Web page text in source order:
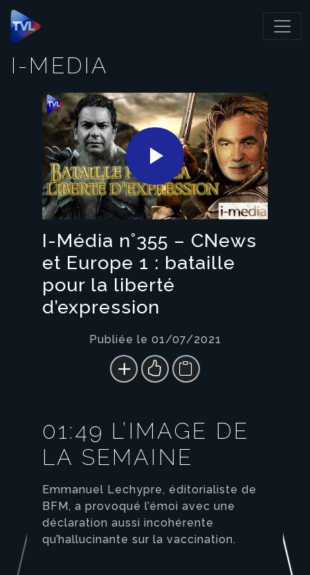
Panneau de gestion des cookies
I-MEDIA
Play
Video
I-Média n°355 – CNews
et Europe 1 : bataille
pour la liberté
d’expression
Publiée le 01/07/2021
01:49 L’IMAGE DE
LA SEMAINE
Emmanuel Lechypre, éditorialiste de
BFM, a provoqué l’émoi avec une
déclaration aussi incohérente
qu’hallucinante sur la vaccination.